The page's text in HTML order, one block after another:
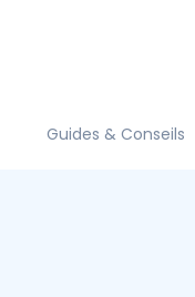
Guides & Conseils